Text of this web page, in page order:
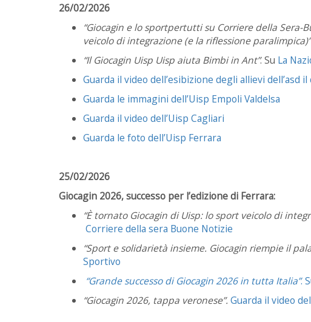
26/02/2026
“Giocagin e lo sportpertutti su Corriere della
veicolo di integrazione (e la riflessione
“Il Giocagin Uisp Uisp aiuta Bimbi in Ant”. Su La
Guarda il video dell’esibizione degli allievi dell’asd
Guarda le immagini dell’Uisp Empoli Valdelsa
Guarda il video dell’Uisp Cagliari
Guarda le foto dell’Uisp Ferrara
25/02/2026
Giocagin 2026, successo per l’edizione di Ferrara:
“È tornato Giocagin di Uisp: lo sport veicolo di
Corriere della sera Buone Notizie
“Sport e solidarietà insieme. Giocagin riempie il
Sportivo
“Grande successo di Giocagin 2026 in tutta Italia”.
“Giocagin 2026, tappa veronese”. Guarda il video